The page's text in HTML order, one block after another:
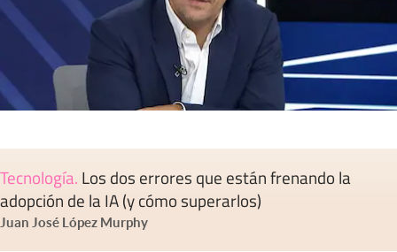
Tecnología. Los dos errores que están frenando la
adopción de la IA (y cómo superarlos)
Juan José López Murphy